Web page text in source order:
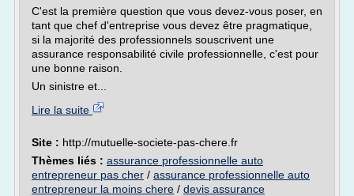
C'est la première question que vous devez-vous poser, en
tant que chef d'entreprise vous devez être pragmatique,
si la majorité des professionnels souscrivent une
assurance responsabilité civile professionnelle, c'est pour
une bonne raison.
Un sinistre et...
Lire la suite
Site : http://mutuelle-societe-pas-chere.fr
Thèmes liés : assurance professionnelle auto
entrepreneur pas cher / assurance professionnelle auto
entrepreneur la moins chere / devis assurance